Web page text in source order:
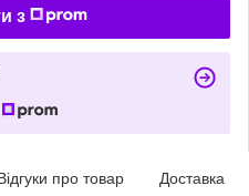
з
про товар Доставка